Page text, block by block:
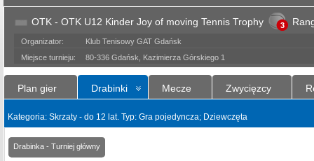
OTK - OTK U12 Kinder Joy of moving Tennis Trophy 3
Organizator:
Klub Tenisowy GAT Gdańsk
Miejsce turnieju:
80-336 Gdańsk, Kazimierza Górskiego 1
Plan gier Drabinki Mecze Zwycięzcy
Kategoria: Skrzaty - do 12 lat. Typ: Gra pojedyncza; Dziewczęta
Drabinka - Turniej główny